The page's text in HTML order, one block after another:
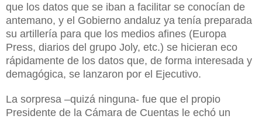
que los datos que se iban a facilitar se conocían de
antemano, y el Gobierno andaluz ya tenía preparada
su artillería para que los medios afines (Europa
Press, diarios del grupo Joly, etc.) se hicieran eco
rápidamente de los datos que, de forma interesada y
demagógica, se lanzaron por el Ejecutivo.
La sorpresa –quizá ninguna- fue que el propio
Presidente de la Cámara de Cuentas le echó un